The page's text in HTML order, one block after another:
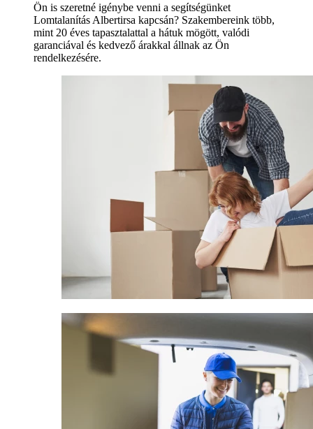
Ön is szeretné igénybe venni a segítségünket
Lomtalanítás Albertirsa kapcsán? Szakembereink több,
mint 20 éves tapasztalattal a hátuk mögött, valódi
garanciával és kedvező árakkal állnak az Ön
rendelkezésére.